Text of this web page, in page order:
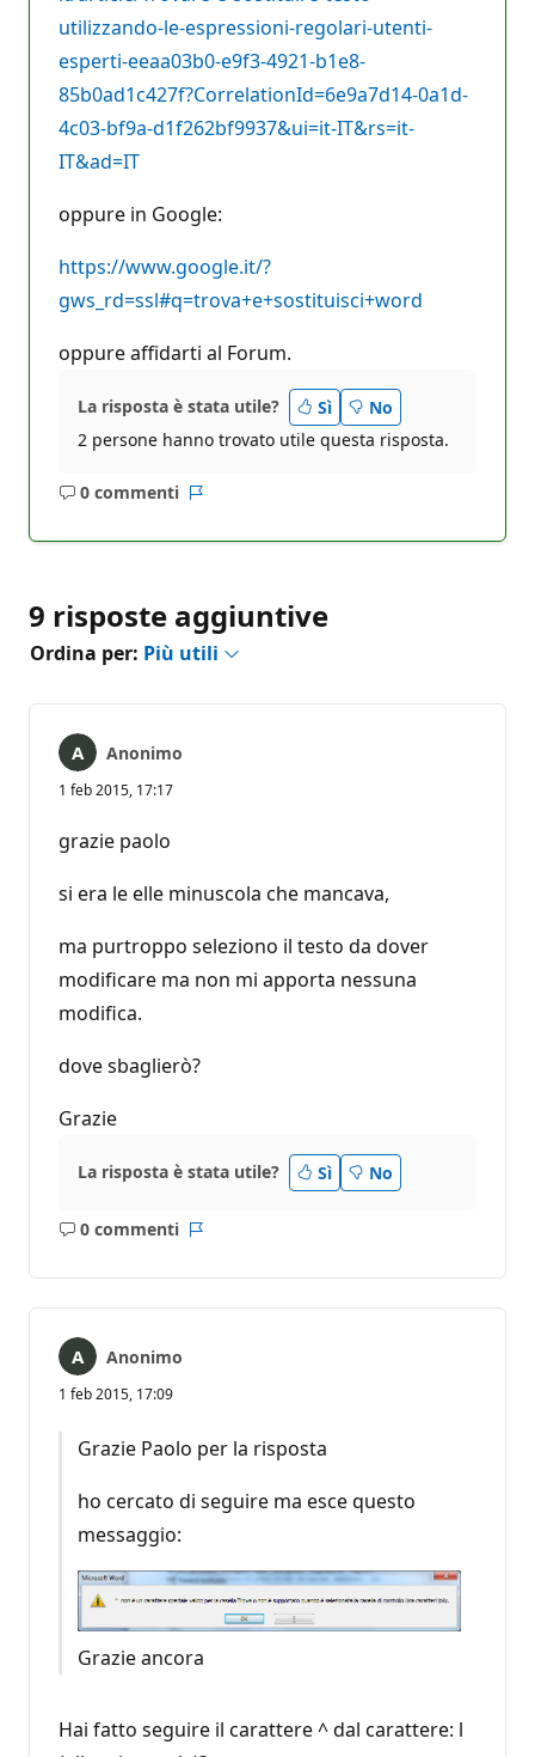
utilizzando-le-espressioni-regolari-utenti-
esperti-eeaa03b0-e9f3-4921-b1e8-
85b0ad1c427f?CorrelationId=6e9a7d14-0a1d-
4c03-bf9a-d1f262bf9937&ui=it-IT&rs=it-
IT&ad=IT
oppure in Google:
https://www.google.it/?
gws_rd=ssl#q=trova+e+sostituisci+word
oppure affidarti al Forum.
La risposta è stata utile? Sì
No
2 persone hanno trovato utile questa risposta.
0 commenti
Nessun
9 risposte aggiuntive
Ordina per: Più utili
Anonimo
1 feb 2015, 17:17
grazie paolo
si era le elle minuscola che mancava,
ma purtroppo seleziono il testo da dover
modificare ma non mi apporta nessuna
modifica.
dove sbaglierò?
Grazie
La risposta è stata utile? Sì No
0 commenti
Nessun
Anonimo
1 feb 2015, 17:09
Grazie Paolo per la risposta
ho cercato di seguire ma esce questo
messaggio:
Grazie ancora
Hai fatto seguire il carattere ^ dal carattere: l